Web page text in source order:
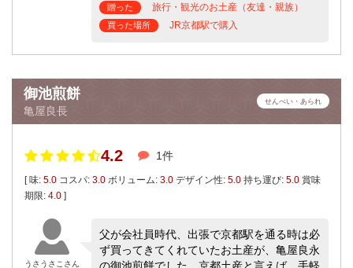
贈った 旅行・観光のお土産（友達・親族）
買った場所 JR京都駅で購入
御池煎餅
亀屋良長
せんべい・あられ
4.2 1件
[ 味: 5.0 コスパ: 3.0 ボリューム: 3.0 デザイン性: 5.0 持ち運び: 5.0 賞味
期限: 4.0 ]
うさうさこさん
父が会社員時代、出張で京都駅を通る時は必
ず買ってきてくれていたお土産が、亀屋良永
の御池煎餅でした。京都土産と言えば、手軽